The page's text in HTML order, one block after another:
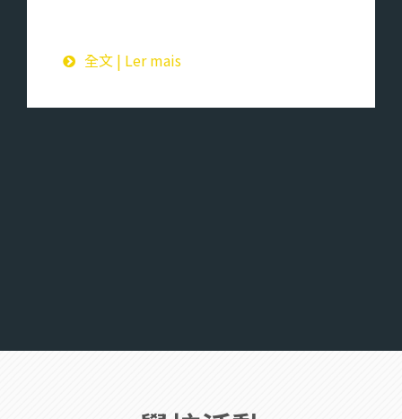
全文 | Ler mais